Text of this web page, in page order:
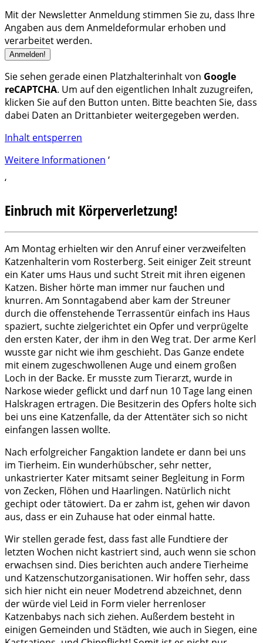
Mit der Newsletter Anmeldung stimmen Sie zu, dass Ihre
Angaben aus dem Anmeldeformular erhoben und
verarbeitet werden.
Sie sehen gerade einen Platzhalterinhalt von Google
reCAPTCHA. Um auf den eigentlichen Inhalt zuzugreifen,
klicken Sie auf den Button unten. Bitte beachten Sie, dass
dabei Daten an Drittanbieter weitergegeben werden.
Inhalt entsperren
Weitere Informationen ‘
‘
Einbruch mit Körperverletzung!
Am Montag erhielten wir den Anruf einer verzweifelten
Katzenhalterin vom Rosterberg. Seit einiger Zeit streunt
ein Kater ums Haus und sucht Streit mit ihren eigenen
Katzen. Bisher hörte man immer nur fauchen und
knurren. Am Sonntagabend aber kam der Streuner
durch die offenstehende Terrassentür einfach ins Haus
spaziert, suchte zielgerichtet ein Opfer und verprügelte
den ersten Kater, der ihm in den Weg trat. Der arme Kerl
wusste gar nicht wie ihm geschieht. Das Ganze endete
mit einem zugeschwollenen Auge und einem großen
Loch in der Backe. Er musste zum Tierarzt, wurde in
Narkose wieder geflickt und darf nun 10 Tage lang einen
Halskragen ertragen. Die Besitzerin des Opfers holte sich
bei uns eine Katzenfalle, da der Attentäter sich so nicht
einfangen lassen wollte.
Nach erfolgreicher Fangaktion landete er dann bei uns
im Tierheim. Ein wunderhübscher, sehr netter,
unkastrierter Kater mitsamt seiner Begleitung in Form
von Zecken, Flöhen und Haarlingen. Natürlich nicht
gechipt oder tätowiert. Da er zahm ist, gehen wir davon
aus, dass er ein Zuhause hat oder einmal hatte.
Wir stellen gerade fest, dass fast alle Fundtiere der
letzten Wochen nicht kastriert sind, auch wenn sie schon
erwachsen sind. Dies berichten auch andere Tierheime
und Katzenschutzorganisationen. Wir hoffen sehr, dass
sich hier nicht ein neuer Modetrend abzeichnet, denn
der würde viel Leid in Form vieler herrenloser
Katzenbabys nach sich ziehen. Außerdem besteht in
einigen Gemeinden und Städten, wie auch in Siegen, eine